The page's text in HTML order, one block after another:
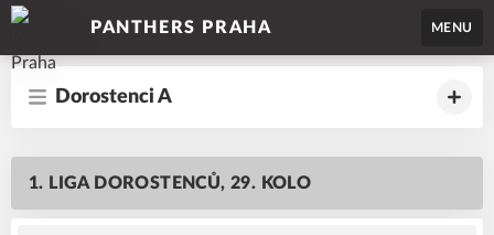
PANTHERS PRAHA MENU
Dorostenci A
1. LIGA DOROSTENCŮ, 29. KOLO